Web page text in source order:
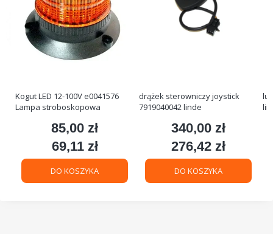
Kogut LED 12-100V e0041576
Lampa stroboskopowa
Cena
85,00 zł
Cena
69,11 zł
DO KOSZYKA
drążek sterowniczy joystick
7919040042 linde
Cena
340,00 zł
Cena
276,42 zł
DO KOSZYKA